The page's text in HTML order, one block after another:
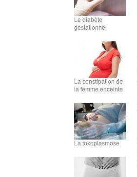
Le diabète
gestationnel
La constipation de
la femme enceinte
La toxoplasmose